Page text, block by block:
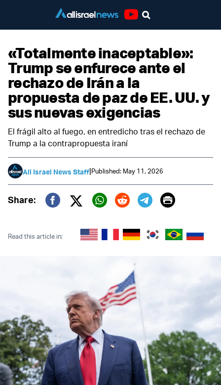
«Totalmente inaceptable»:
Trump se enfurece ante el
rechazo de Irán a la
propuesta de paz de EE. UU. y
sus nuevas exigencias
El frágil alto al fuego, en entredicho tras el rechazo de
Trump a la contrapropuesta iraní
All Israel News Staff|Published: May 11, 2026
Share:
Twitter (X)
Print
Read this article in: